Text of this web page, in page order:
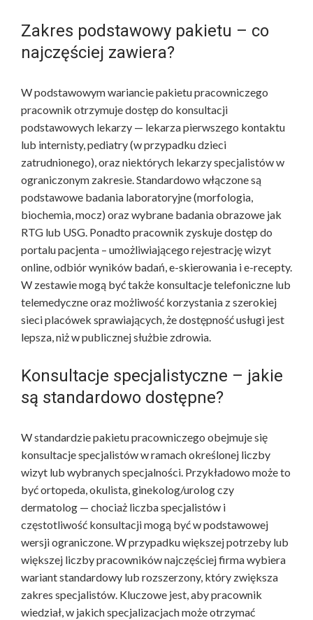
Zakres podstawowy pakietu – co
najczęściej zawiera?
W podstawowym wariancie pakietu pracowniczego
pracownik otrzymuje dostęp do konsultacji
podstawowych lekarzy — lekarza pierwszego kontaktu
lub internisty, pediatry (w przypadku dzieci
zatrudnionego), oraz niektórych lekarzy specjalistów w
ograniczonym zakresie. Standardowo włączone są
podstawowe badania laboratoryjne (morfologia,
biochemia, mocz) oraz wybrane badania obrazowe jak
RTG lub USG. Ponadto pracownik zyskuje dostęp do
portalu pacjenta – umożliwiającego rejestrację wizyt
online, odbiór wyników badań, e-skierowania i e-recepty.
W zestawie mogą być także konsultacje telefoniczne lub
telemedyczne oraz możliwość korzystania z szerokiej
sieci placówek sprawiających, że dostępność usługi jest
lepsza, niż w publicznej służbie zdrowia.
Konsultacje specjalistyczne – jakie
są standardowo dostępne?
W standardzie pakietu pracowniczego obejmuje się
konsultacje specjalistów w ramach określonej liczby
wizyt lub wybranych specjalności. Przykładowo może to
być ortopeda, okulista, ginekolog/urolog czy
dermatolog — chociaż liczba specjalistów i
częstotliwość konsultacji mogą być w podstawowej
wersji ograniczone. W przypadku większej potrzeby lub
większej liczby pracowników najczęściej firma wybiera
wariant standardowy lub rozszerzony, który zwiększa
zakres specjalistów. Kluczowe jest, aby pracownik
wiedział, w jakich specjalizacjach może otrzymać